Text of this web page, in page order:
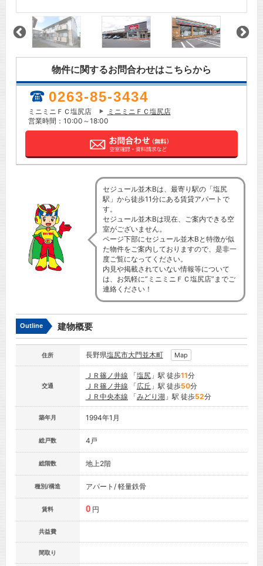
物件に関するお問合わせはこちらから
0263-85-3434
ミニミニＦＣ塩尻店
ミニミニＦＣ塩尻店
営業時間：10:00～18:00
セジュール並木Bは、最寄り駅の「塩尻
駅」から徒歩11分にある賃貸アパートで
す。
セジュール並木Bは現在、ご案内できる空
室がございません。
ページ下部にセジュール並木Bと特徴が似
た物件をご案内しておりますので、是非一
度ご覧になってください。
内見や掲載されていない情報等について
は、お気軽に”ミニミニＦＣ塩尻店”までご
連絡ください！
Outline 建物概要
住所 長野県塩尻市大門並木町 Map
交通
ＪＲ篠ノ井線 「塩尻」駅 徒歩11分
ＪＲ篠ノ井線 「広丘 」駅 徒歩50分
ＪＲ中央本線 「みどり湖」駅 徒歩52分
築年月 1994年1月
総戸数 4戸
総階数 地上2階
種別/構造 アパート/ 軽量鉄骨
賃料 0 円
共益費
間取り